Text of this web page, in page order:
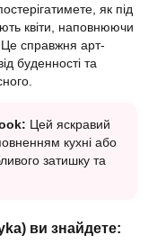
як під
квіти, наповнюючи
справжня арт-
буденності та
Цей яскравий
кухні або
затишку та
ви знайдете: